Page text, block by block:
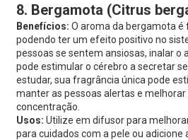
8. Bergamota (Citrus
Benefícios: O aroma da bergamota é
podendo ter um efeito positivo no
pessoas se sentem ansiosas, inalar o
pode estimular o cérebro a secretar
estudar, sua fragrância única pode
manter as pessoas alertas e melhorar
concentração.
Usos: Utilize em difusor para
para cuidados com a pele ou adicione